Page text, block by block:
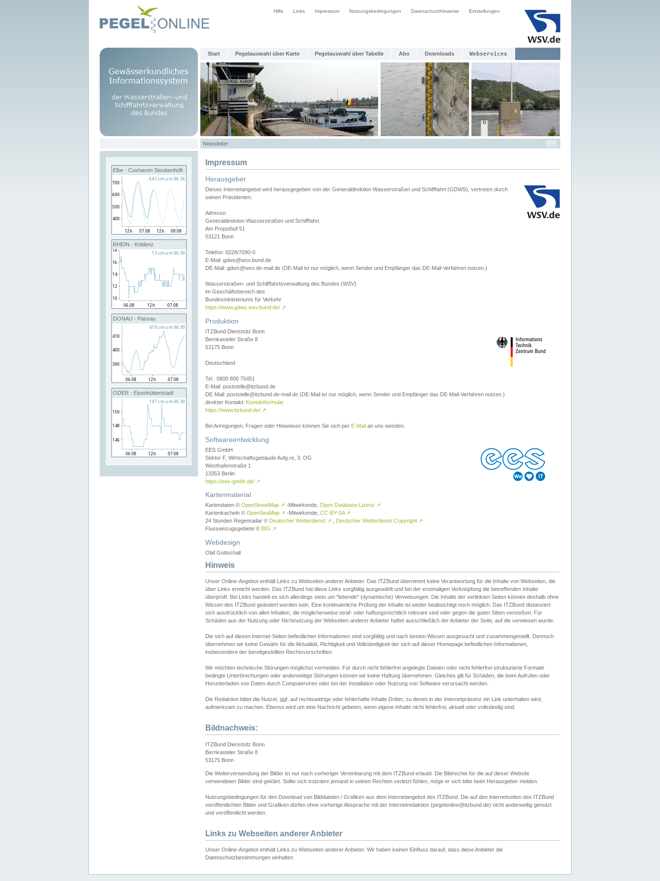
Hilfe Links Impressum Nutzungsbedingungen Datenschutzhinweise Einstellungen
Start Pegelauswahl über Karte Pegelauswahl über Tabelle Abo Downloads Webservices
Newsletter
Elbe - Cuxhaven Steubenhöft
RHEIN - Koblenz
DONAU - Passau
ODER - Eisenhüttenstadt
Impressum
Herausgeber
Dieses Internetangebot wird herausgegeben von der Generaldirektion Wasserstraßen und Schifffahrt (GDWS), vertreten durch
seinen Präsidenten.
Adresse:
Generaldirektion Wasserstraßen und Schifffahrt
Am Propsthof 51
53121 Bonn
Telefon: 0228/7090-0
E-Mail: gdws@wsv.bund.de
DE-Mail: gdws@wsv.de-mail.de (DE-Mail ist nur möglich, wenn Sender und Empfänger das DE-Mail-Verfahren nutzen.)
Wasserstraßen- und Schifffahrtsverwaltung des Bundes (WSV)
im Geschäftsbereich des
Bundesministeriums für Verkehr
https://www.gdws.wsv.bund.de/ ↗
Produktion
ITZBund Dienstsitz Bonn
Bernkasteler Straße 8
53175 Bonn
Deutschland
Tel.: 0800 800 75451
E-Mail: poststelle@itzbund.de
DE-Mail: poststelle@itzbund.de-mail.de (DE-Mail ist nur möglich, wenn Sender und Empfänger das DE-Mail-Verfahren nutzen.)
direkter Kontakt: Kontaktformular
https://www.itzbund.de/ ↗
Bei Anregungen, Fragen oder Hinweisen können Sie sich per E-Mail an uns wenden.
Softwareentwicklung
EES GmbH
Sektor F, Wirtschaftsgebäude Aufg.re, 3. OG
Westhafenstraße 1
13353 Berlin
https://ees-gmbh.de/ ↗
Kartenmaterial
Kartendaten © OpenStreetMap ↗ -Mitwirkende, Open Database Lizenz ↗
Kartenkacheln © OpenSeaMap ↗ -Mitwirkende, CC-BY-SA ↗
24 Stunden Regenradar © Deutscher Wetterdienst ↗ Deutscher Wetterdienst Copyright ↗
Flusseinzugsgebiete © BfG ↗
Webdesign
Olaf Gottschall
Hinweis
Unser Online-Angebot enthält Links zu Webseiten anderer Anbieter. Das ITZBund übernimmt keine Verantwortung für die Inhalte von Webseiten, die
über Links erreicht werden. Das ITZBund hat diese Links sorgfältig ausgewählt und bei der erstmaligen Verknüpfung die betreffenden Inhalte
überprüft. Bei Links handelt es sich allerdings stets um "lebende" (dynamische) Verweisungen. Die Inhalte der verlinkten Seiten können deshalb ohne
Wissen des ITZBund geändert worden sein. Eine kontinuierliche Prüfung der Inhalte ist weder beabsichtigt noch möglich. Das ITZBund distanziert
sich ausdrücklich von allen Inhalten, die möglicherweise straf- oder haftungsrechtlich relevant sind oder gegen die guten Sitten verstoßen. Für
Schäden aus der Nutzung oder Nichtnutzung der Webseiten anderer Anbieter haftet ausschließlich der Anbieter der Seite, auf die verwiesen wurde.
Die sich auf diesen Internet-Seiten befindlichen Informationen sind sorgfältig und nach besten Wissen ausgesucht und zusammengestellt. Dennoch
übernehmen wir keine Gewähr für die Aktualität, Richtigkeit und Vollständigkeit der sich auf dieser Homepage befindlichen Informationen,
insbesondere der bereitgestellten Rechtsvorschriften.
Wir möchten technische Störungen möglichst vermeiden. Für durch nicht fehlerfrei angelegte Dateien oder nicht fehlerfrei strukturierte Formate
bedingte Unterbrechungen oder anderweitige Störungen können wir keine Haftung übernehmen. Gleiches gilt für Schäden, die beim Aufrufen oder
Herunterladen von Daten durch Computerviren oder bei der Installation oder Nutzung von Software verursacht werden.
Die Redaktion bittet die Nutzer, ggf. auf rechtswidrige oder fehlerhafte Inhalte Dritter, zu denen in der Internetpräsenz ein Link unterhalten wird,
aufmerksam zu machen. Ebenso wird um eine Nachricht gebeten, wenn eigene Inhalte nicht fehlerfrei, aktuell oder vollständig sind.
Bildnachweis:
ITZBund Dienstsitz Bonn
Bernkasteler Straße 8
53175 Bonn
Die Weiterverwendung der Bilder ist nur nach vorheriger Vereinbarung mit dem ITZBund erlaubt. Die Bildrechte für die auf dieser Website
verwendeten Bilder sind geklärt. Sollte sich trotzdem jemand in seinen Rechten verletzt fühlen, möge er sich bitte beim Herausgeber melden.
Nutzungsbedingungen für den Download von Bilddateien / Grafiken aus dem Internetangebot des ITZBund: Die auf den Internetseiten des ITZBund
veröffentlichten Bilder und Grafiken dürfen ohne vorherige Absprache mit der Internetredaktion (pegelonline@itzbund.de) nicht anderweitig genutzt
und veröffentlicht werden.
Links zu Webseiten anderer Anbieter
Unser Online-Angebot enthält Links zu Webseiten anderer Anbieter. Wir haben keinen Einfluss darauf, dass diese Anbieter die
Datenschutzbestimmungen einhalten.